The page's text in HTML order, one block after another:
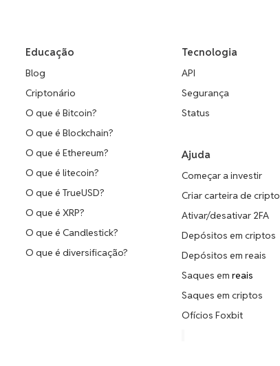
Educação
Blog
Criptonário
O que é Bitcoin?
O que é Blockchain?
O que é Ethereum?
O que é litecoin?
O que é TrueUSD?
O que é XRP?
O que é Candlestick?
O que é diversificação?
Tecnologia
API
Segurança
Status
Ajuda
Começar a investir
Criar carteira de cripto
Ativar/desativar 2FA
Depósitos em criptos
Depósitos em reais
Saques em reais
Saques em criptos
Ofícios Foxbit